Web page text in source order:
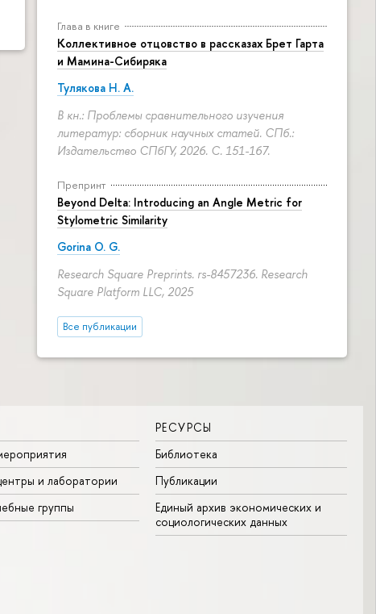
Глава в книге
Коллективное отцовство в рассказах Брет Гарта
и Мамина-Сибиряка
Тулякова Н. А.
В кн.: Проблемы сравнительного изучения
литератур: сборник научных статей. СПб.:
Издательство СПбГУ, 2026. С. 151-167.
Препринт
Beyond Delta: Introducing an Angle Metric for
Stylometric Similarity
Gorina O. G.
Research Square Preprints. rs-8457236. Research
Square Platform LLC, 2025
Все публикации
и лаборатории
группы
РЕСУРСЫ
Библиотека
Публикации
Единый архив экономических и
социологических данных